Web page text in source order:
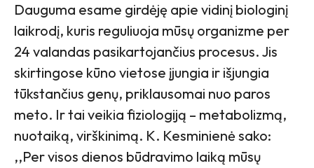
Dauguma esame girdėję apie vidinį biologinį
laikrodį, kuris reguliuoja mūsų organizme per
24 valandas pasikartojančius procesus. Jis
skirtingose kūno vietose įjungia ir išjungia
tūkstančius genų, priklausomai nuo paros
meto. Ir tai veikia fiziologiją – metabolizmą,
nuotaiką, virškinimą. K. Kesminienė sako:
,,Per visos dienos būdravimo laiką mūsų